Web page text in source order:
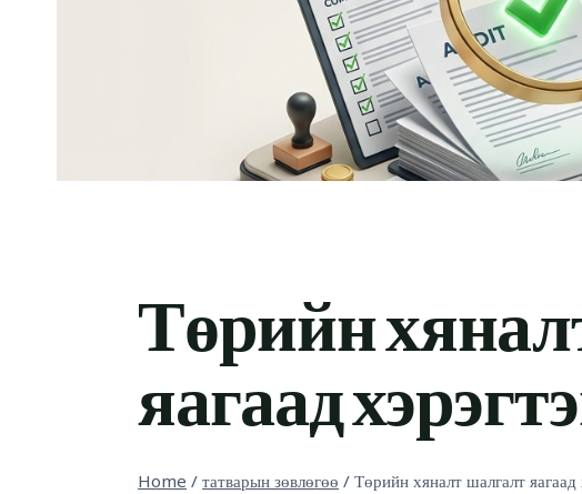
Төрийн
яагаад
Home /татварын зөвлөгөө /Төрийн хяналт шалгалт яагаад